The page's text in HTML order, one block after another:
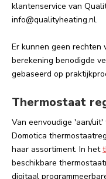
klantenservice van
info@qualityheating.nl.
Er kunnen geen
berekening benodigde
gebaseerd op
Thermostaat
Van eenvoudige 'aan/
Domotica
haar assortiment. In het
beschikbare
digitaal